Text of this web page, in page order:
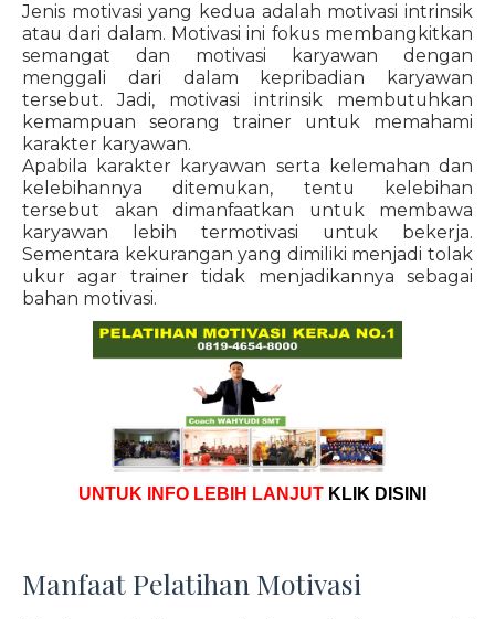
Jenis motivasi yang kedua adalah motivasi intrinsik
atau dari dalam. Motivasi ini fokus membangkitkan
semangat dan motivasi karyawan dengan
menggali dari dalam kepribadian karyawan
tersebut. Jadi, motivasi intrinsik membutuhkan
kemampuan seorang trainer untuk memahami
karakter karyawan.
Apabila karakter karyawan serta kelemahan dan
kelebihannya ditemukan, tentu kelebihan
tersebut akan dimanfaatkan untuk membawa
karyawan lebih termotivasi untuk bekerja.
Sementara kekurangan yang dimiliki menjadi tolak
ukur agar trainer tidak menjadikannya sebagai
bahan motivasi.
UNTUK INFO LEBIH LANJUT KLIK DISINI
Manfaat Pelatihan Motivasi